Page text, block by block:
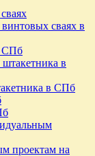
сваях в
СПб
штакетника в
в СПб
проектам на